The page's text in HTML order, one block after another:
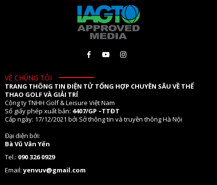
VỀ CHÚNG TÔI
TRANG THÔNG TIN ĐIỆN TỬ TỔNG HỢP CHUYÊN SÂU VỀ THỂ
THAO GOLF VÀ GIẢI TRÍ
Công ty TNHH Golf & Leisure Việt Nam
Số giấy phép xuất bản: 4407/GP –TTĐT
Cấp ngày: 17/12/2021 bởi Sở thông tin và truyền thông Hà Nội
Đại diện bởi:
Bà Vũ Vân Yến
Tel.: 090 326 0929
Email:yenvuv@gmail.com